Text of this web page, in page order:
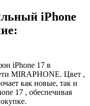
iPhone
iPhone 17 в
MIRAPHONE. Цвет ,
как новые, так и
17 , обеспечивая